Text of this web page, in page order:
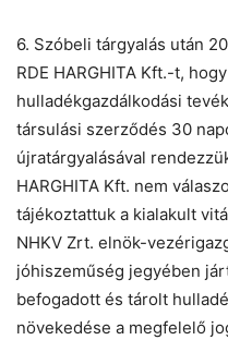
6. Szóbeli tárgyalás után
RDE HARGHITA Kft.-t,
hulladékgazdálkodási
társulási szerződés 30
újratárgyalásával
HARGHITA Kft. nem
tájékoztattuk a kialakult
NHKV Zrt. elnök-
jóhiszeműség jegyében
befogadott és tárolt
növekedése a megfelelő